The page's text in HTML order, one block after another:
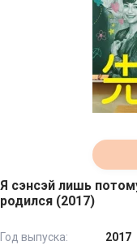
Я сэнсэй лишь
родился (2017)
Год выпуска:
2017